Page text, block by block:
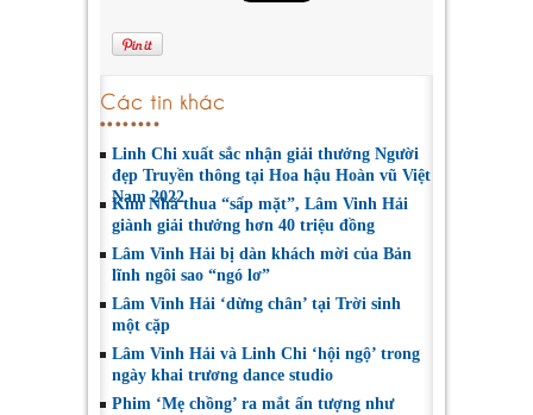
Các tin khác
Linh Chi xuất sắc nhận giải thưởng Người
đẹp Truyền thông tại Hoa hậu Hoàn vũ Việt
Nam 2022
Kim Nhã thua “sấp mặt”, Lâm Vinh Hải
giành giải thưởng hơn 40 triệu đồng
Lâm Vinh Hải bị dàn khách mời của Bản
lĩnh ngôi sao “ngó lơ”
Lâm Vinh Hải ‘dừng chân’ tại Trời sinh
một cặp
Lâm Vinh Hải và Linh Chi ‘hội ngộ’ trong
ngày khai trương dance studio
Phim ‘Mẹ chồng’ ra mắt ấn tượng như